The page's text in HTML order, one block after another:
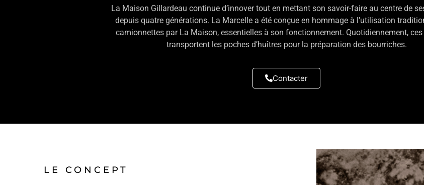
La Maison Gillardeau continue d’innover tout en mettant son savoir-faire au centre de
depuis quatre générations. La Marcelle a été conçue en hommage à l’utilisation
camionnettes par La Maison, essentielles à son fonctionnement. Quotidiennement,
transportent les poches d’huîtres pour la préparation des bourriches.
Contacter
LE CONCEPT